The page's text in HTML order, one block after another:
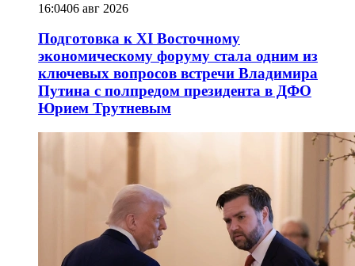
16:0406 авг 2026
Подготовка к XI Восточному
экономическому форуму стала одним из
ключевых вопросов встречи Владимира
Путина с полпредом президента в ДФО
Юрием Трутневым